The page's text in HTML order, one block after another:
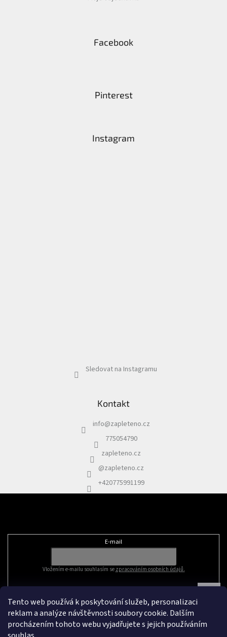
Tento web používá k poskytování služeb, personalizaci
reklam a analýze návštěvnosti soubory cookie. Dalším
procházením tohoto webu vyjadřujete s jejich používáním
Facebook
Pinterest
Instagram
Sledovat na Instagramu
Kontakt
info@zapleteno.cz
775054790
zapleteno.cz
@zapleteno.cz
+420775991199
E-mail
Vložením e-mailu souhlasím se zpracováním osobních údajů.